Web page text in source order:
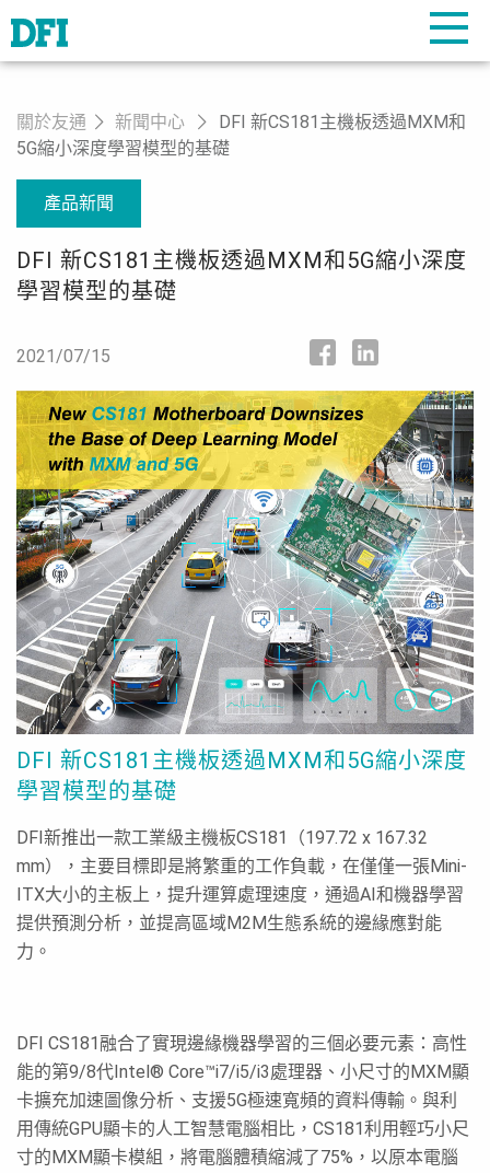
關於友通 新聞中心
DFI 新CS181主機板透過MXM和
5G縮小深度學習模型的基礎
產品新聞
DFI 新CS181主機板透過MXM和5G縮小深度
學習模型的基礎
2021/07/15
DFI 新CS181主機板透過MXM和5G縮小深度
學習模型的基礎
DFI新推出一款工業級主機板CS181（197.72 x 167.32
mm），主要目標即是將繁重的工作負載，在僅僅一張Mini-
ITX大小的主板上，提升運算處理速度，通過AI和機器學習
提供預測分析，並提高區域M2M生態系統的邊緣應對能
力。
DFI CS181融合了實現邊緣機器學習的三個必要元素：高性
能的第9/8代Intel® Core™i7/i5/i3處理器、小尺寸的MXM顯
卡擴充加速圖像分析、支援5G極速寬頻的資料傳輸。與利
用傳統GPU顯卡的人工智慧電腦相比，CS181利用輕巧小尺
寸的MXM顯卡模組，將電腦體積縮減了75%，以原本電腦